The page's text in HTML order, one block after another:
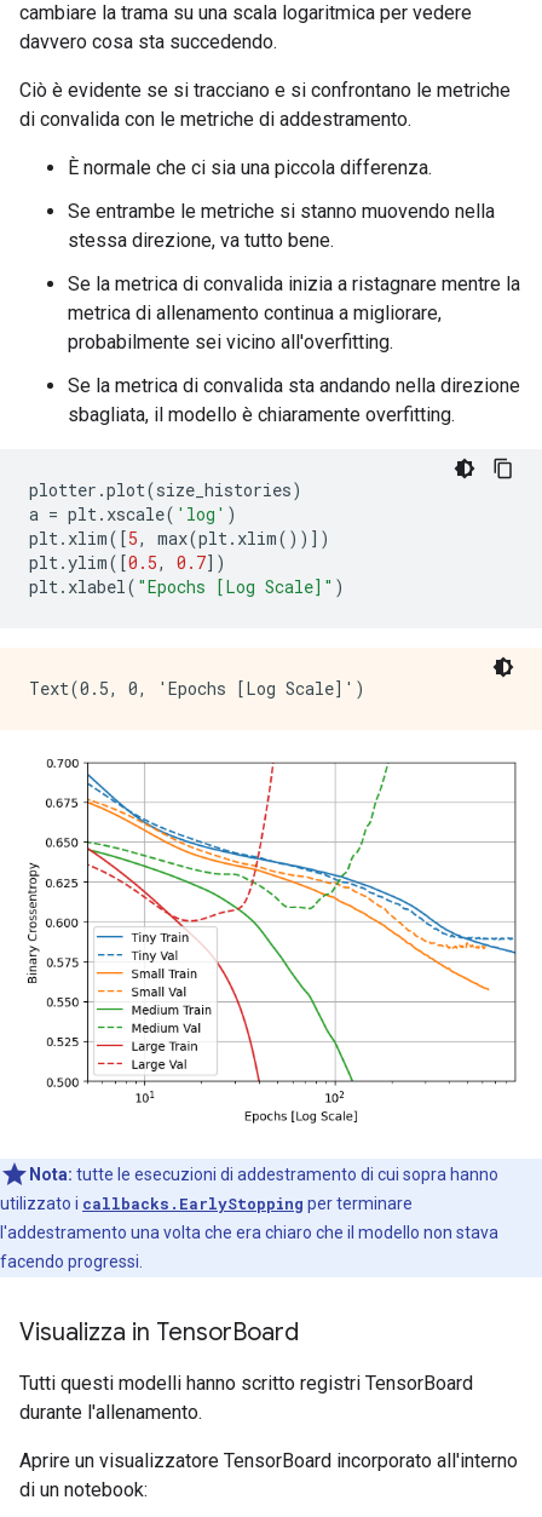
cambiare la trama su una scala logaritmica per vedere
davvero cosa sta succedendo.
Ciò è evidente se si tracciano e si confrontano le metriche
di convalida con le metriche di addestramento.
È normale che ci sia una piccola differenza.
Se entrambe le metriche si stanno muovendo nella
stessa direzione, va tutto bene.
Se la metrica di convalida inizia a ristagnare mentre la
metrica di allenamento continua a migliorare,
probabilmente sei vicino all'overfitting.
Se la metrica di convalida sta andando nella direzione
sbagliata, il modello è chiaramente overfitting.
plotter .plot(size_histories)
a = plt. xscale( 'log' )
plt. xlim([5, max(plt. xlim())])
plt.ylim([0.5, 0.7])
plt. xlabel( "Epochs [Log Scale]" )
Nota: tutte le esecuzioni di addestramento di cui sopra hanno
utilizzato i callbacks.EarlyStopping per terminare
l'addestramento una volta che era chiaro che il modello non stava
facendo progressi.
Visualizza in TensorBoard
Tutti questi modelli hanno scritto registri TensorBoard
durante l'allenamento.
Aprire un visualizzatore TensorBoard incorporato all'interno
di un notebook: